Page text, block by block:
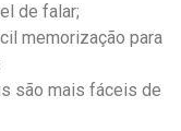
de falar;
memorização para
são mais fáceis de